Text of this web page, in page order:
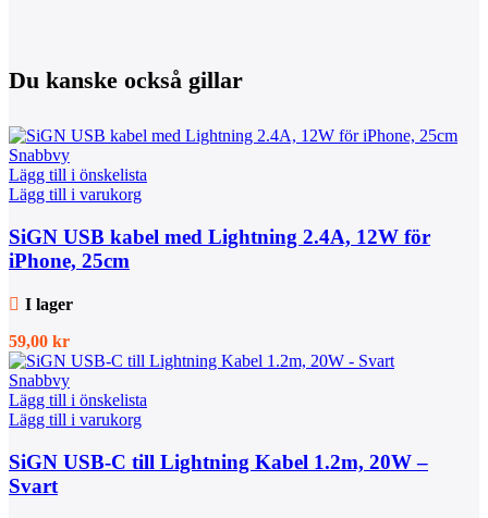
Du kanske också gillar
Snabbvy
Lägg till i önskelista
Lägg till i varukorg
SiGN USB kabel med Lightning 2.4A, 12W för
iPhone, 25cm
I lager
59,00 kr
Snabbvy
Lägg till i önskelista
Lägg till i varukorg
SiGN USB-C till Lightning Kabel 1.2m, 20W –
Svart